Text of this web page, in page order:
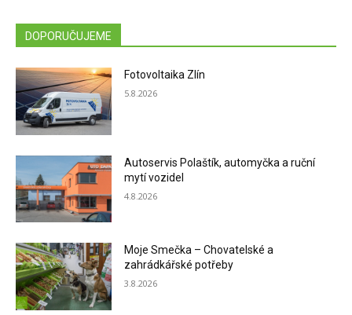
DOPORUČUJEME
Fotovoltaika Zlín
5.8.2026
Autoservis Polaštík, automyčka a ruční
mytí vozidel
4.8.2026
Moje Smečka – Chovatelské a
zahrádkářské potřeby
3.8.2026